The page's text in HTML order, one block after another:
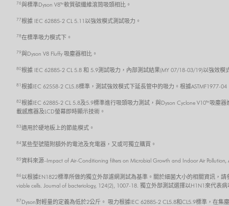
76與標準Dyson V8™ 軟質碳纖維滾筒吸頭相比。
77根據 IEC 62885-2 CL 5.11以強效模式測試吸力。
78在標準吸力模式下。
79與Dyson V8 Fluffy 吸塵器相比。
80根據 IEC 62885-2 CL 5.8 和 5.9測試吸力，內部測試結果(MY 07/18-03/19)以強效模
81 根據IEC 62558-2 CL5.8標準，測試強效模式下延長管中的吸力。根據ASTMF1977-
82根據IEC 62885-2 CL 5.8及5.9標準進行吸頭吸力測試，與Dyson Cyclone V10™吸
載感應器及LCD螢幕即時顯示技術。
83適用於硬地板上的節能模式。
84某些型號隨附額外的電池及充電器，又或可獨立購買。
85資料來源–Impact of Air-Conditioning filters on Microbial Growth and Indoor Air
86以根據EN1822標準所做的獨立外部濾網測試為基準。關於細菌大小的相關資訊，請參
viable cells. Journal of bacteriology, 124(2), 1007-18. 獨立外部測試選擇以H1N1來代表
87 Dyson對輕量的定義為低於2公斤。 吸力根據IEC 62885-2 CL5.8和CL5.9標準，在